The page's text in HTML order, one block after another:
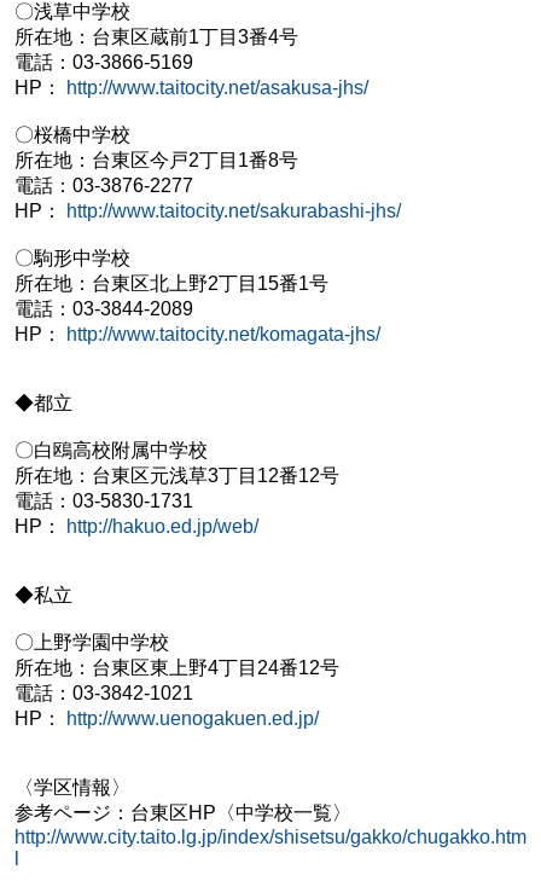
〇浅草中学校
所在地：台東区蔵前1丁目3番4号
電話：03-3866-5169
HP：
http://www.taitocity.net/asakusa-jhs/
〇桜橋中学校
所在地：台東区今戸2丁目1番8号
電話：03-3876-2277
HP：
http://www.taitocity.net/sakurabashi-jhs/
〇駒形中学校
所在地：台東区北上野2丁目15番1号
電話：03-3844-2089
HP：
http://www.taitocity.net/komagata-jhs/
◆都立
〇白鴎高校附属中学校
所在地：台東区元浅草3丁目12番12号
電話：03-5830-1731
HP：
http://hakuo.ed.jp/web/
◆私立
〇上野学園中学校
所在地：台東区東上野4丁目24番12号
電話：03-3842-1021
HP：
http://www.uenogakuen.ed.jp/
〈学区情報〉
参考ページ： 台東区HP〈中学校一覧〉
http://www.city.taito.lg.jp/index/shisetsu/gakko/chugakko.htm